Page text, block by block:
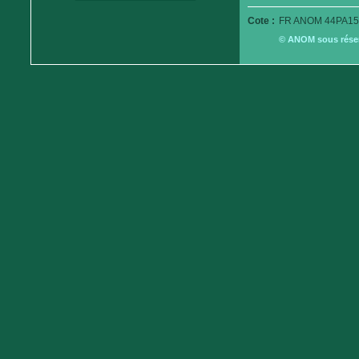
Cote : FR ANOM
© ANOM sous